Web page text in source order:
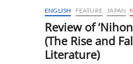
ル・
ン
ベ
ー
ル
ENGLISH FEATURE JAPAN
Review of
(The Rise and
Literature)